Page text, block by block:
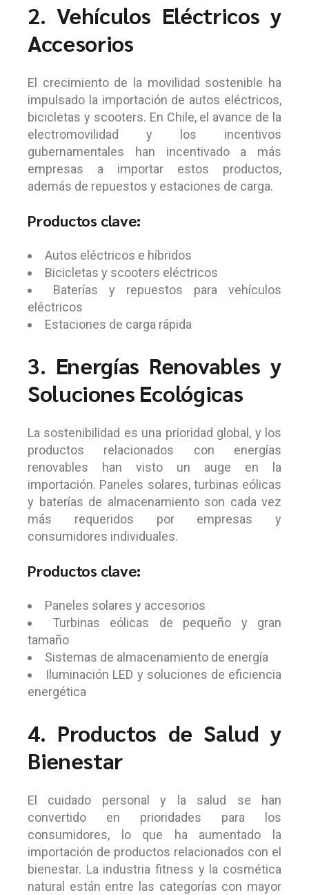
2. Vehículos Eléctricos y
Accesorios
El crecimiento de la movilidad sostenible ha
impulsado la importación de autos eléctricos,
bicicletas y scooters. En Chile, el avance de la
electromovilidad y los incentivos
gubernamentales han incentivado a más
empresas a importar estos productos,
además de repuestos y estaciones de carga.
Productos clave:
Autos eléctricos e híbridos
Bicicletas y scooters eléctricos
Baterías y repuestos para vehículos
eléctricos
Estaciones de carga rápida
3. Energías Renovables y
Soluciones Ecológicas
La sostenibilidad es una prioridad global, y los
productos relacionados con energías
renovables han visto un auge en la
importación. Paneles solares, turbinas eólicas
y baterías de almacenamiento son cada vez
más requeridos por empresas y
consumidores individuales.
Productos clave:
Paneles solares y accesorios
Turbinas eólicas de pequeño y gran
tamaño
Sistemas de almacenamiento de energía
Iluminación LED y soluciones de eficiencia
energética
4. Productos de Salud y
Bienestar
El cuidado personal y la salud se han
convertido en prioridades para los
consumidores, lo que ha aumentado la
importación de productos relacionados con el
bienestar. La industria fitness y la cosmética
natural están entre las categorías con mayor